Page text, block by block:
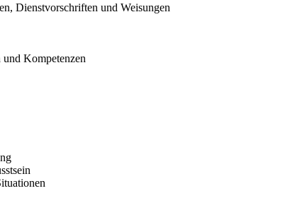
Dienstvorschriften und Weisungen
Kompetenzen